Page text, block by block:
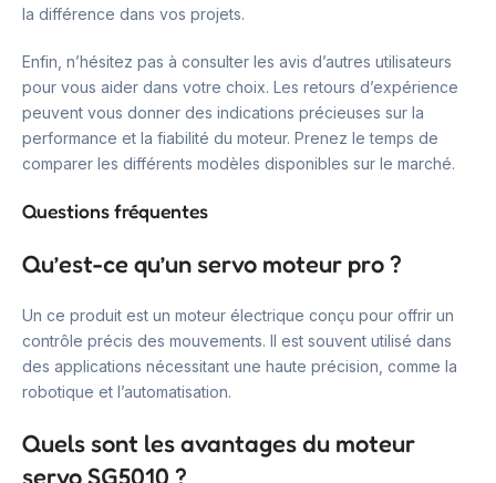
la différence dans vos projets.
Enfin, n’hésitez pas à consulter les avis d’autres utilisateurs
pour vous aider dans votre choix. Les retours d’expérience
peuvent vous donner des indications précieuses sur la
performance et la fiabilité du moteur. Prenez le temps de
comparer les différents modèles disponibles sur le marché.
Questions fréquentes
Qu’est-ce qu’un servo moteur pro ?
Un ce produit est un moteur électrique conçu pour offrir un
contrôle précis des mouvements. Il est souvent utilisé dans
des applications nécessitant une haute précision, comme la
robotique et l’automatisation.
Quels sont les avantages du moteur
servo SG5010 ?